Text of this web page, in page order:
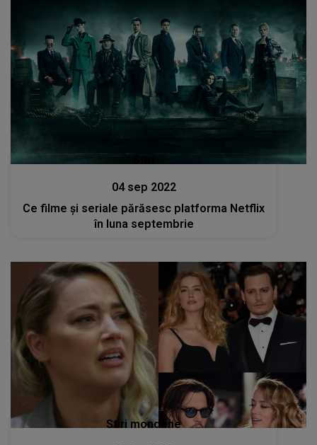
04 sep 2022
Ce filme şi seriale părăsesc platforma Netflix
în luna septembrie
Stiri mondene